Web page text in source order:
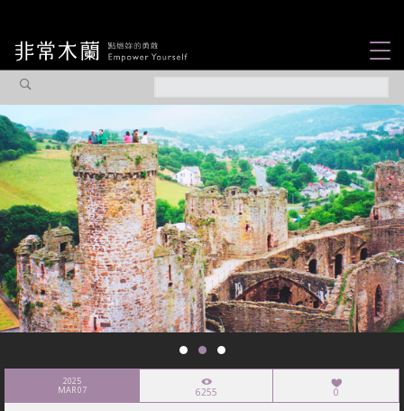
焦點企劃
社會企業
認識我們
2025
MAR 07 6255 0